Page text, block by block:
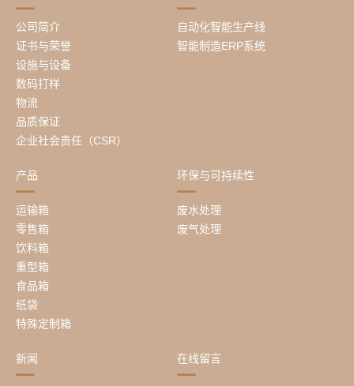
公司简介
证书与荣誉
设施与设备
数码打样
物流
品质保证
企业社会责任（CSR）
自动化智能生产线
智能制造ERP系统
产品
运输箱
零售箱
饮料箱
重型箱
食品箱
纸袋
特殊定制箱
环保与可持续性
废水处理
废气处理
新闻 在线留言